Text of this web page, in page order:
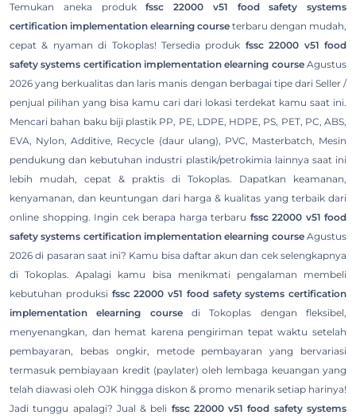
Temukan aneka produkfssc 22000 v51 food safety systems
certification implementation elearning course terbaru dengan mudah,
cepat & nyaman di Tokoplas! Tersedia produk fssc 22000 v51 food
safety systems certification implementation elearning courseAgustus
2026 yang berkualitas dan laris manis dengan berbagai tipe dari Seller /
penjual pilihan yang bisa kamu cari dari lokasi terdekat kamu saat ini.
Mencari bahan baku biji plastik PP, PE, LDPE, HDPE, PS, PET, PC, ABS,
EVA, Nylon, Additive, Recycle (daur ulang), PVC, Masterbatch, Mesin
pendukung dan kebutuhan industri plastik/petrokimia lainnya saat ini
lebih mudah, cepat & praktis di Tokoplas. Dapatkan keamanan,
kenyamanan, dan keuntungan dari harga & kualitas yang terbaik dari
online shopping. Ingin cek berapa harga terbaru fssc 22000 v51 food
safety systems certification implementation elearning courseAgustus
2026 di pasaran saat ini? Kamu bisa daftar akun dan cek selengkapnya
di Tokoplas. Apalagi kamu bisa menikmati pengalaman membeli
kebutuhan produksi fssc 22000 v51 food safety systems certification
implementation elearning coursedi Tokoplas dengan fleksibel,
menyenangkan, dan hemat karena pengiriman tepat waktu setelah
pembayaran, bebas ongkir, metode pembayaran yang bervariasi
termasuk pembiayaan kredit (paylater) oleh lembaga keuangan yang
telah diawasi oleh OJK hingga diskon & promo menarik setiap harinya!
Jadi tunggu apalagi? Jual & beli fssc 22000 v51 food safety systems